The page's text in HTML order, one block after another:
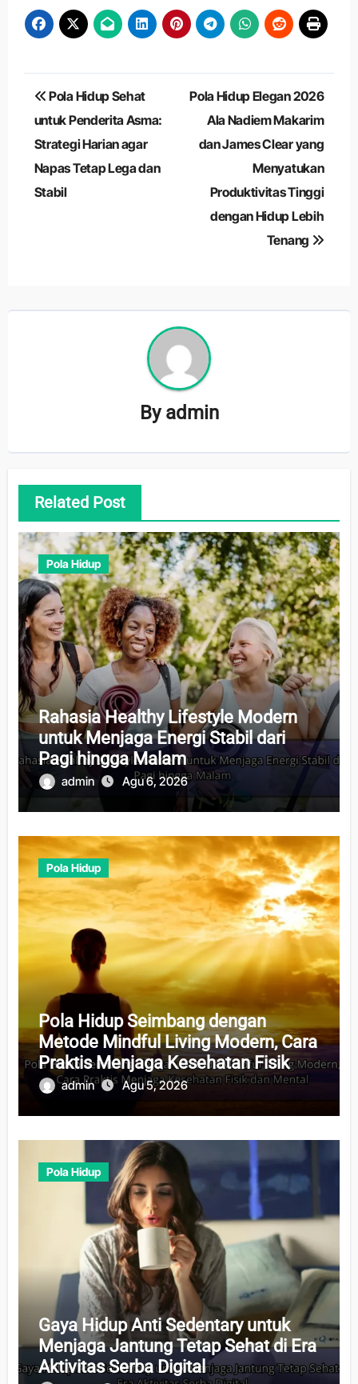
Navigasi
pos
Pola Hidup Sehat
untuk Penderita Asma:
Strategi Harian agar
Napas Tetap Lega dan
Stabil
Pola Hidup Elegan 2026
Ala Nadiem Makarim
dan James Clear yang
Menyatukan
Produktivitas Tinggi
dengan Hidup Lebih
Tenang
By admin
Related Post
Pola Hidup
Rahasia Healthy Lifestyle Modern
untuk Menjaga Energi Stabil dari
Pagi hingga Malam
admin Agu 6, 2026
Pola Hidup
Pola Hidup Seimbang dengan
Metode Mindful Living Modern, Cara
Praktis Menjaga Kesehatan Fisik
dan Mental
admin Agu 5, 2026
Pola Hidup
Gaya Hidup Anti Sedentary untuk
Menjaga Jantung Tetap Sehat di Era
Aktivitas Serba Digital